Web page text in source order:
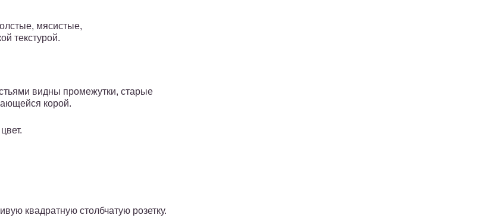
мясистые,
текстурой.
видны промежутки, старые
корой.
квадратную столбчатую розетку.